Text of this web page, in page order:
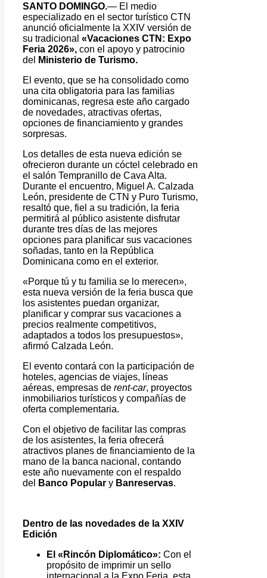
SANTO DOMINGO.— El medio
especializado en el sector turístico CTN
anunció oficialmente la XXIV versión de
su tradicional «Vacaciones CTN: Expo
Feria 2026», con el apoyo y patrocinio
del
Ministerio de Turismo.
El evento, que se ha consolidado como
una cita obligatoria para las familias
dominicanas, regresa este año cargado
de novedades, atractivas ofertas,
opciones de financiamiento y grandes
sorpresas.
Los detalles de esta nueva edición se
ofrecieron durante un cóctel celebrado en
el salón Tempranillo de Cava Alta.
Durante el encuentro, Miguel A. Calzada
León, presidente de CTN y Puro Turismo,
resaltó que, fiel a su tradición, la feria
permitirá al público asistente disfrutar
durante tres días de las mejores
opciones para planificar sus vacaciones
soñadas, tanto en la República
Dominicana como en el exterior.
«Porque tú y tu familia se lo merecen»,
esta nueva versión de la feria busca que
los asistentes puedan organizar,
planificar y comprar sus vacaciones a
precios realmente competitivos,
adaptados a todos los presupuestos»,
afirmó Calzada León.
El evento contará con la participación de
hoteles, agencias de viajes, líneas
aéreas, empresas de rent-car, proyectos
inmobiliarios turísticos y compañías de
oferta complementaria.
Con el objetivo de facilitar las compras
de los asistentes, la feria ofrecerá
atractivos planes de financiamiento de la
mano de la banca nacional, contando
este año nuevamente con el respaldo
del
Banco Popular y Banreservas.
Dentro de las novedades de la XXIV
Edición
El «Rincón Diplomático»: Con el
propósito de imprimir un sello
internacional a la Expo Feria, esta